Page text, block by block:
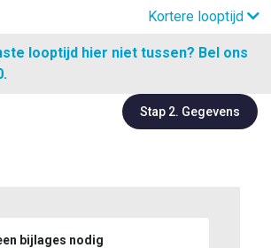
Kortere looptijd
looptijd hier niet tussen? Bel ons
Stap 2. Gegevens
bijlages nodig